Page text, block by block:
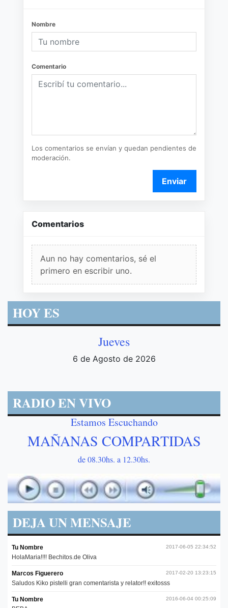
Nombre
Comentario
Los comentarios se envían y quedan pendientes de
moderación.
Enviar
Comentarios
Aun no hay comentarios, sé el
primero en escribir uno.
HOY ES
Jueves
6 de Agosto de 2026
RADIO EN VIVO
Estamos Escuchando
MAÑANAS COMPARTIDAS
de 08.30hs. a 12.30hs.
DEJA UN MENSAJE